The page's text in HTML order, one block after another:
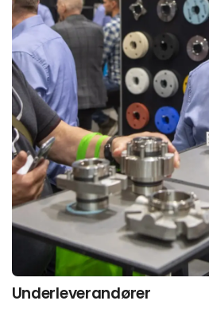
Underleverandører